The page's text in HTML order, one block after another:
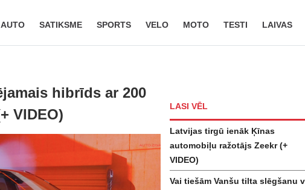
AUTO SATIKSME SPORTS VELO MOTO TESTI LAIVAS
hibrīds ar 200
VIDEO)
LASI VĒL
Latvijas tirgū ienāk Ķīnas
automobiļu ražotājs Zeekr (+
VIDEO)
Vai tiešām Vanšu tilta slēgšanu